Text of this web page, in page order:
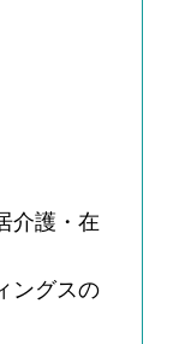
介護・在
ングスの